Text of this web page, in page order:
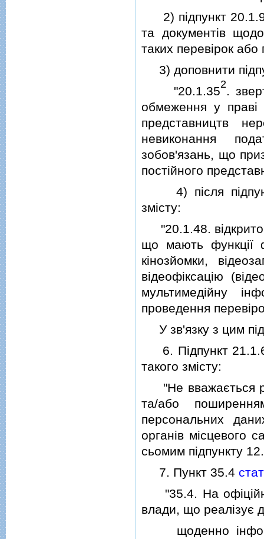
2) пiдпункт 20.1.9
та документiв щодо
таких перевiрок або
3) доповнити
"20.1.352.
обмеження у правi
представництв
невиконання
зобов'язань, що
постiйного
4) пiсля
змiсту:
"20.1.48. вiдкрито
що мають функцiї
кiнозйомки,
вiдеофiксацiю
мультимедiйну
проведення
У зв'язку з цим
6. Пiдпункт
такого змiсту:
"Не вважається
та/або
персональних
органiв мiсцевого
сьомим пiдпункту
7. Пункт 35.4
"35.4. На
влади, що реалiзує
щоденно